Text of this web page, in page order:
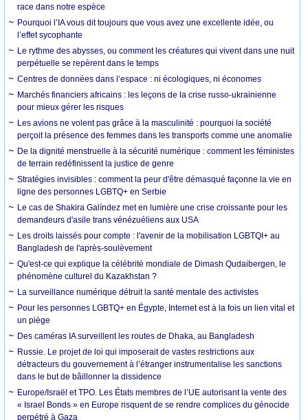
race dans notre espèce
Pourquoi l’IA vous dit toujours que vous avez une excellente idée, ou
l’effet sycophante
Le rythme des abysses, ou comment les créatures qui vivent dans une nuit
perpétuelle se repèrent dans le temps
Centres de données dans l’espace : ni écologiques, ni économes
Marchés financiers africains : les leçons de la crise russo-ukrainienne
pour mieux gérer les risques
Les avions ne volent pas grâce à la masculinité : pourquoi la société
perçoit la présence des femmes dans les transports comme une anomalie
De la dignité menstruelle à la sécurité numérique : comment les féministes
de terrain redéfinissent la justice de genre
Stratégies invisibles : comment la peur d'être démasqué façonne la vie en
ligne des personnes LGBTQ+ en Serbie
Le cas de Shakira Galíndez met en lumière une crise croissante pour les
demandeurs d'asile trans vénézuéliens aux USA
Les droits laissés pour compte : l'avenir de la mobilisation LGBTQI+ au
Bangladesh de l'après-soulèvement
Qu'est-ce qui explique la célébrité mondiale de Dimash Qudaibergen, le
phénomène culturel du Kazakhstan ?
La surveillance numérique détruit la santé mentale des activistes
Pour les personnes LGBTQ+ en Égypte, Internet est à la fois un lien vital et
un piège
Des caméras IA surveillent les routes de Dhaka, au Bangladesh
Russie. Le projet de loi qui imposerait de vastes restrictions aux
détracteurs du gouvernement à l’étranger instrumentalise les sanctions
dans le but de bâillonner la dissidence
Europe/Israël et TPO. Les États membres de l’UE autorisant la vente des
« Israel Bonds » en Europe risquent de se rendre complices du génocide
perpétré à Gaza